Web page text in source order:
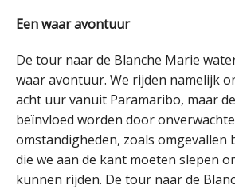
Een waar avontuur
De tour naar de Blanche Marie
waar avontuur. We rijden namelijk
acht uur vanuit Paramaribo, maar
beïnvloed worden door onverwachte
omstandigheden, zoals omgevallen
die we aan de kant moeten slepen
kunnen rijden. De tour naar de